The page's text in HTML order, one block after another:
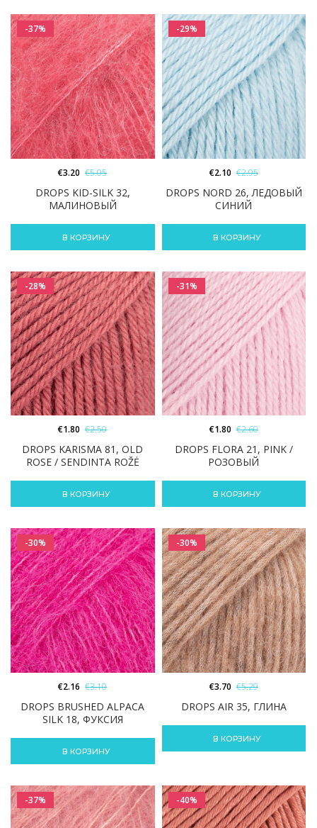
-37%
DROPS KID-SILK 32,
МАЛИНОВЫЙ
€3.20 €5.05
В КОРЗИНУ
-29%
DROPS NORD 26, ЛЕДОВЫЙ
СИНИЙ
€2.10 €2.95
В КОРЗИНУ
-28%
DROPS KARISMA 81, OLD
ROSE / SENDINTA ROŽĖ
€1.80 €2.50
В КОРЗИНУ
-31%
DROPS FLORA 21, PINK /
РОЗОВЫЙ
€1.80 €2.60
В КОРЗИНУ
-30%
DROPS BRUSHED ALPACA
SILK 18, ФУКСИЯ
€2.16 €3.10
В КОРЗИНУ
-30%
DROPS AIR 35, ГЛИНА
€3.70 €5.29
В КОРЗИНУ
-37% -40%